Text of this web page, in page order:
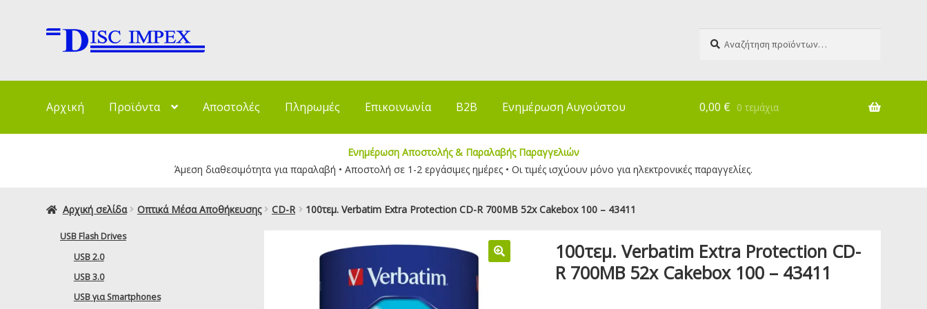
Απευθείας
μετάβαση
Μετάβαση
Αναζήτηση
Αρχική Προϊόντα Αποστολές Πληρωμές Επικοινωνία B2B Ενημέρωση Αυγούστου 0,00 € 0 τεμάχια
Ενημέρωση Αποστολής & Παραλαβής Παραγγελιών
Άμεση διαθεσιμότητα για παραλαβή • Αποστολή σε 1-2 εργάσιμες ημέρες • Οι τιμές ισχύουν μόνο για ηλεκτρονικές παραγγελίες.
Αρχική σελίδα Οπτικά Μέσα Αποθήκευσης CD-R 100τεμ. Verbatim Extra Protection CD-R 700MB 52x Cakebox 100 – 43411
100τεμ. Verbatim Extra Protection CD-
R 700MB 52x Cakebox 100 – 43411
USB Flash Drives
USB 2.0
USB 3.0
USB για Smartphones